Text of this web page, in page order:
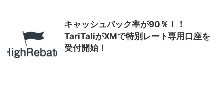
キャッシュバック率が90％！！
TariTaliがXMで特別レート専用口座を
受付開始！